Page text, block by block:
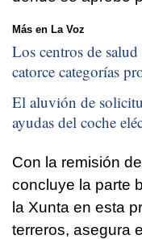
Más en La Voz
Los centros de
catorce categorías
El aluvión de
ayudas del coche
Con la remisión
concluye la parte
la Xunta en esta
terreros, asegura